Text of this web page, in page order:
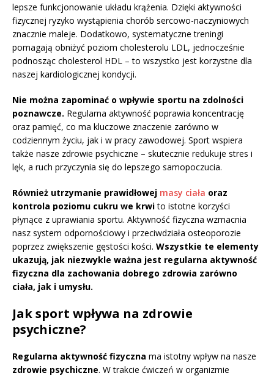
lepsze funkcjonowanie układu krążenia. Dzięki aktywności
fizycznej ryzyko wystąpienia chorób sercowo-naczyniowych
znacznie maleje. Dodatkowo, systematyczne treningi
pomagają obniżyć poziom cholesterolu LDL, jednocześnie
podnosząc cholesterol HDL – to wszystko jest korzystne dla
naszej kardiologicznej kondycji.
Nie można zapominać o wpływie sportu na zdolności
poznawcze. Regularna aktywność poprawia koncentrację
oraz pamięć, co ma kluczowe znaczenie zarówno w
codziennym życiu, jak i w pracy zawodowej. Sport wspiera
także nasze zdrowie psychiczne – skutecznie redukuje stres i
lęk, a ruch przyczynia się do lepszego samopoczucia.
Również utrzymanie prawidłowej masy ciała oraz
kontrola poziomu cukru we krwito istotne korzyści
płynące z uprawiania sportu. Aktywność fizyczna wzmacnia
nasz system odpornościowy i przeciwdziała osteoporozie
poprzez zwiększenie gęstości kości. Wszystkie te elementy
ukazują, jak niezwykle ważna jest regularna aktywność
fizyczna dla zachowania dobrego zdrowia zarówno
ciała, jak i umysłu.
Jak sport wpływa na zdrowie
psychiczne?
Regularna aktywność fizyczna ma istotny wpływ na nasze
zdrowie psychiczne. W trakcie ćwiczeń w organizmie